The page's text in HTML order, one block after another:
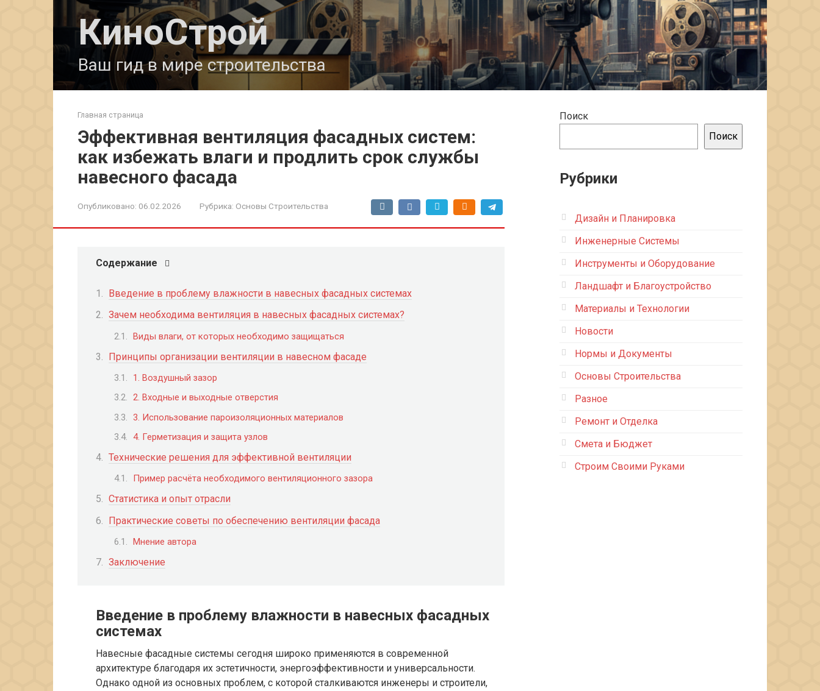
КиноСтрой
Ваш гид в мире строительства
Главная страница
Эффективная вентиляция фасадных систем:
как избежать влаги и продлить срок службы
навесного фасада
Опубликовано: 06.02.2026 Рубрика: Основы Строительства
Содержание
Введение в проблему влажности в навесных фасадных системах
Зачем необходима вентиляция в навесных фасадных системах?
Виды влаги, от которых необходимо защищаться
Принципы организации вентиляции в навесном фасаде
1. Воздушный зазор
2. Входные и выходные отверстия
3. Использование пароизоляционных материалов
4. Герметизация и защита узлов
Технические решения для эффективной вентиляции
Пример расчёта необходимого вентиляционного зазора
Статистика и опыт отрасли
Практические советы по обеспечению вентиляции фасада
Мнение автора
Заключение
Введение в проблему влажности в навесных фасадных
системах
Навесные фасадные системы сегодня широко применяются в современной
архитектуре благодаря их эстетичности, энергоэффективности и универсальности.
Однако одной из основных проблем, с которой сталкиваются инженеры и строители,
Поиск
Поиск
Рубрики
Дизайн и Планировка
Инженерные Системы
Инструменты и Оборудование
Ландшафт и Благоустройство
Материалы и Технологии
Новости
Нормы и Документы
Основы Строительства
Разное
Ремонт и Отделка
Смета и Бюджет
Строим Своими Руками